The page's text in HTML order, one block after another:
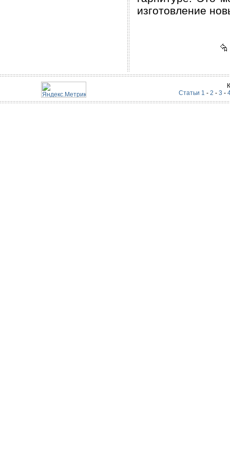
изготовление
Статьи 1 - 2 - 3 -